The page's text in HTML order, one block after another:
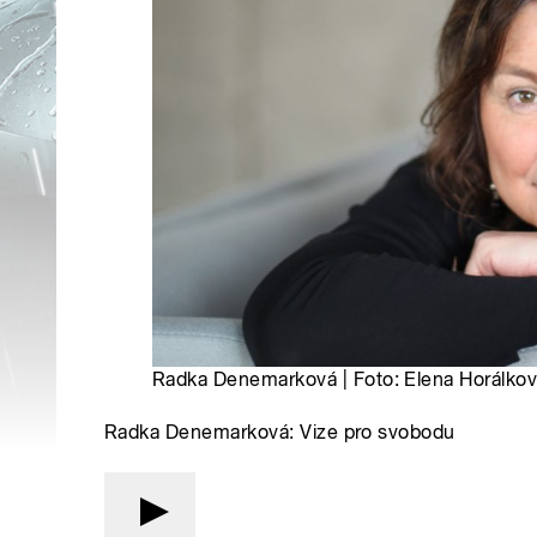
Radka Denemarková | Foto: Elena
Radka Denemarková: Vize pro svobodu